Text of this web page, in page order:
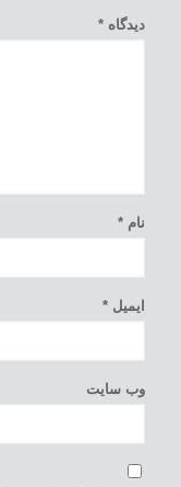
دیدگاه*
نام*
ایمیل*
وب‌ سایت